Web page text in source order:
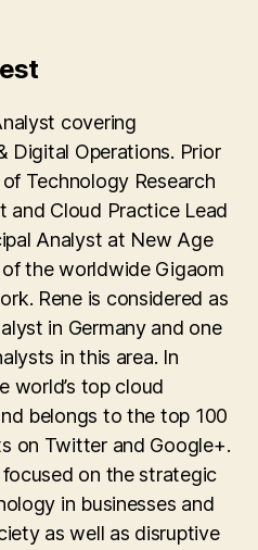
covering
Digital Operations. Prior
Technology Research
and Cloud Practice Lead
Analyst at New Age
the worldwide Gigaom
Rene is considered as
in Germany and one
in this area. In
world’s top cloud
belongs to the top 100
on Twitter and Google+.
on the strategic
in businesses and
as well as disruptive